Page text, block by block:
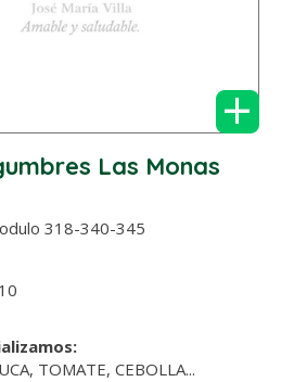
+
Las Monas
318-340-345
TOMATE, CEBOLLA...